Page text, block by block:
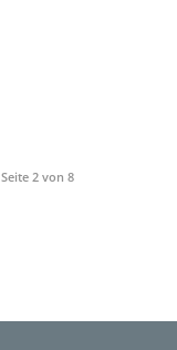
Seite 2 von 8